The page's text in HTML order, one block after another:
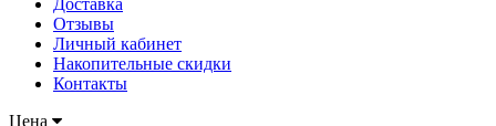
Отзывы
Личный кабинет
Накопительные скидки
Контакты
Цена